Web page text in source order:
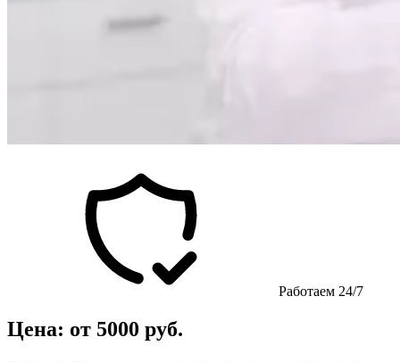
Работаем 24/7
Цена: от 5000 руб.